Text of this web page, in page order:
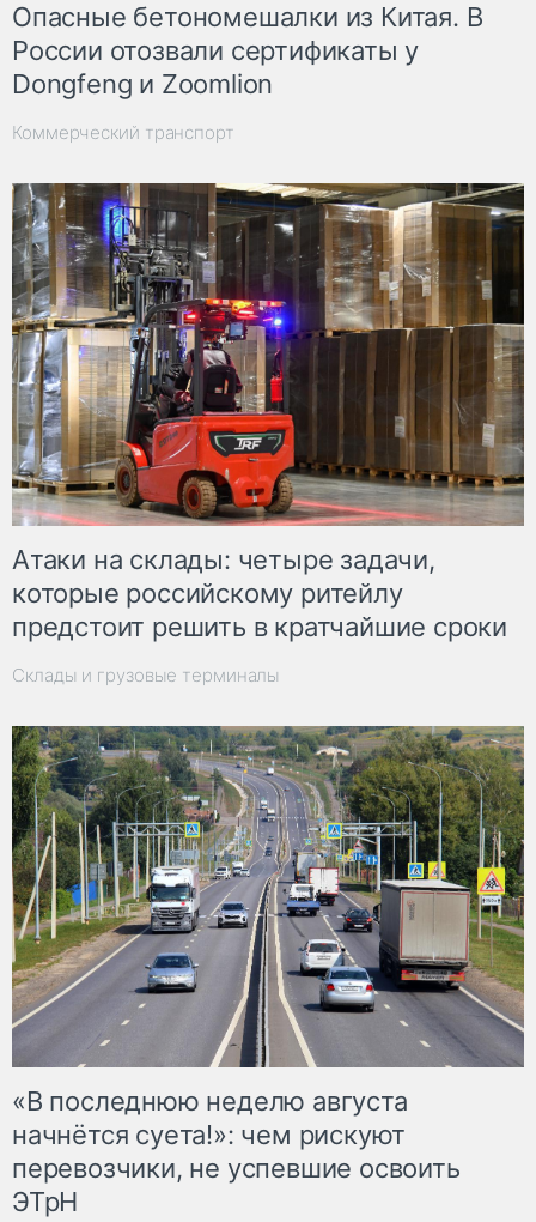
Опасные бетономешалки из Китая. В
России отозвали сертификаты у
Dongfeng и Zoomlion
Коммерческий транспорт
Атаки на склады: четыре задачи,
которые российскому ритейлу
предстоит решить в кратчайшие сроки
Склады и грузовые терминалы
«В последнюю неделю августа
начнётся суета!»: чем рискуют
перевозчики, не успевшие освоить
ЭТрН